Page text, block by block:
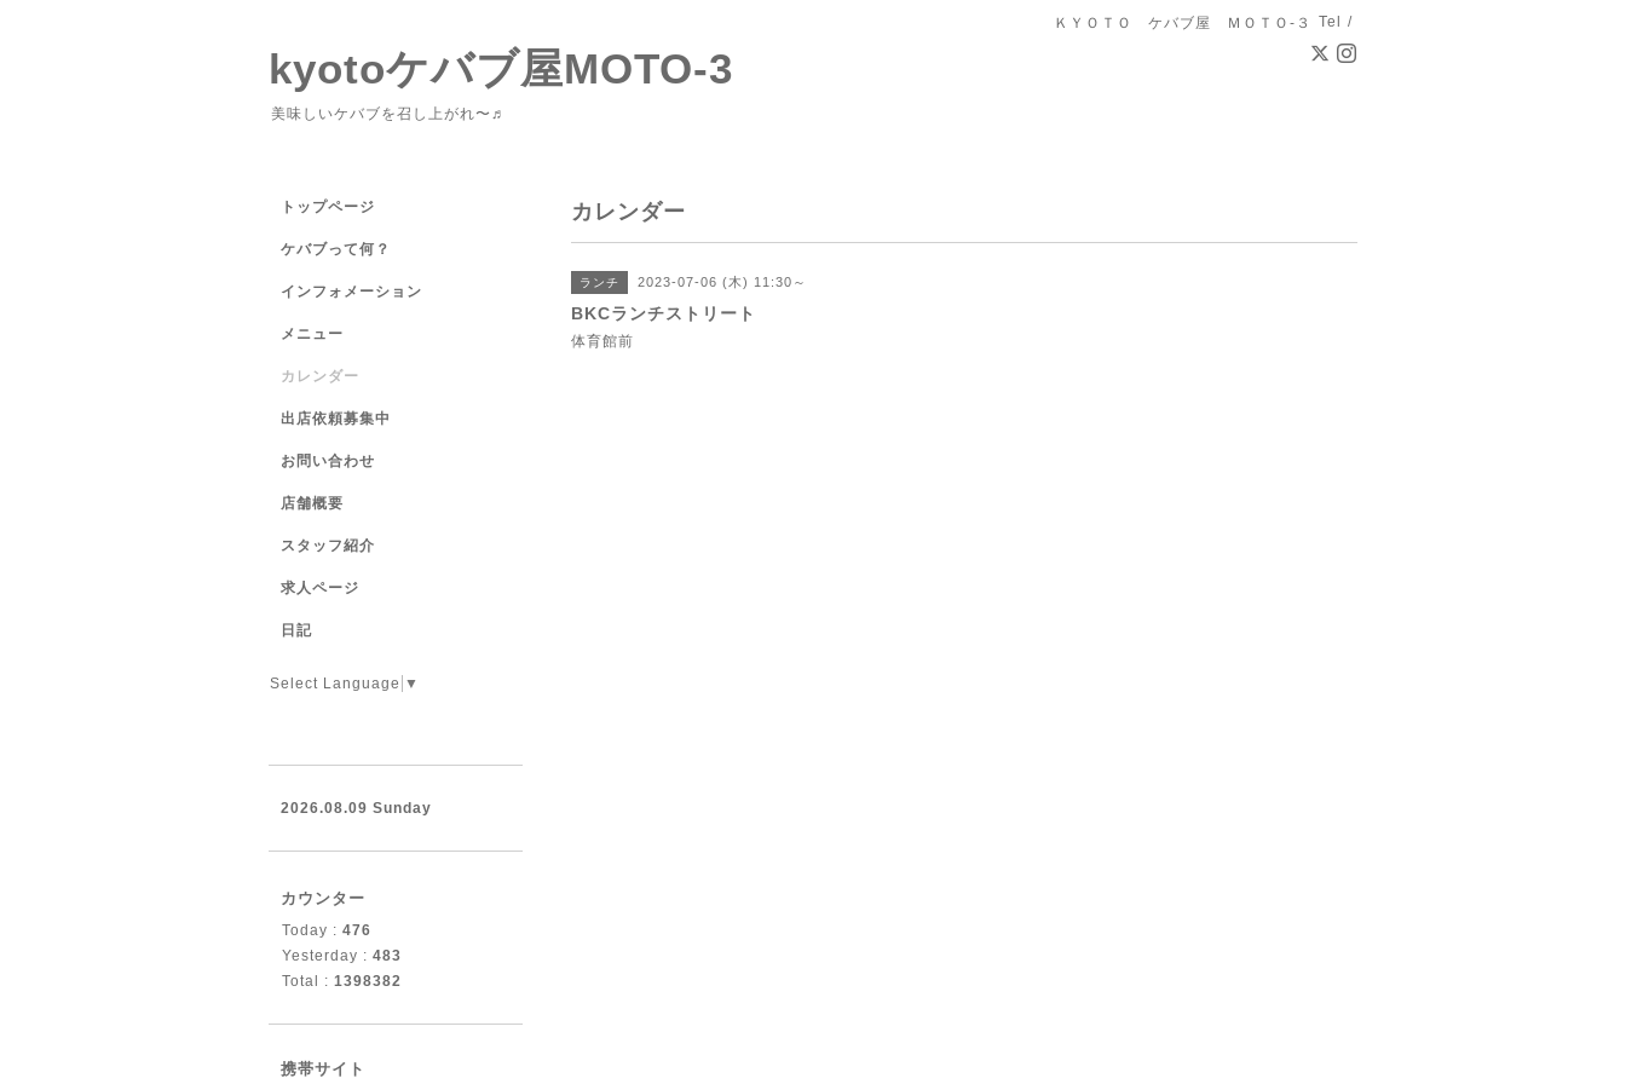
ＫＹＯＴＯ ケバブ屋 ＭＯＴＯ-３ Tel /
kyotoケバブ屋MOTO-3
美味しいケバブを召し上がれ〜♬
カレンダー
ランチ 2023-07-06 (木) 11:30～
BKCランチストリート
体育館前
トップページ
ケバブって何？
インフォメーション
メニュー
カレンダー
出店依頼募集中
お問い合わせ
店舗概要
スタッフ紹介
求人ページ
日記
Select Language ▼
2026.08.09 Sunday
カウンター
Today : 476
Yesterday : 483
Total : 1398382
携帯サイト